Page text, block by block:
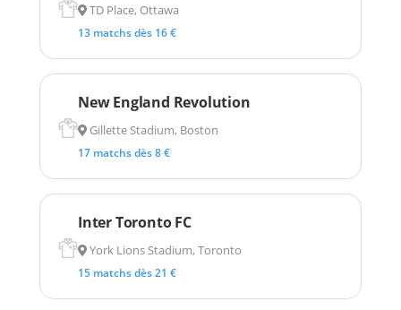
TD Place, Ottawa
13 matchs dès 16 €
New England Revolution
Gillette Stadium, Boston
17 matchs dès 8 €
Inter Toronto FC
York Lions Stadium, Toronto
15 matchs dès 21 €